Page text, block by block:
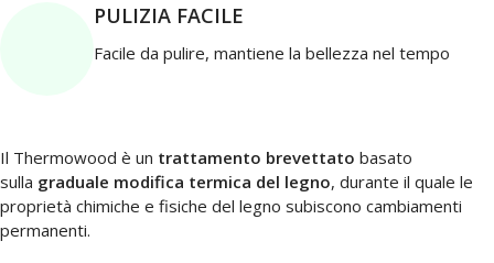
PULIZIA FACILE
Facile da pulire, mantiene la bellezza nel tempo
Il Thermowood è un trattamento brevettato basato
sulla graduale modifica termica del legno, durante il quale le
proprietà chimiche e fisiche del legno subiscono cambiamenti
permanenti.